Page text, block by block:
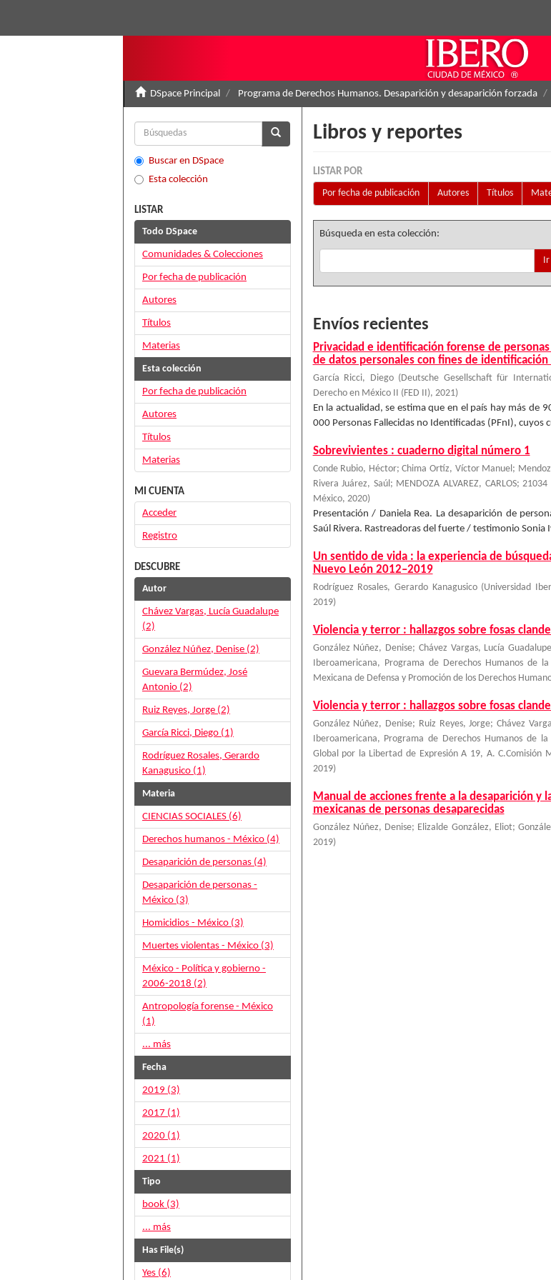
DSpace Principal Programa de Derechos Humanos. Desaparición y desaparición forzada
Libros y reportes
LISTAR POR
Por fecha de publicación
Autores Títulos
Búsqueda en esta colección:
Ir
Envíos recientes
Privacidad e identificación forense de
de datos personales con fines de identificación
García Ricci, Diego ( Deutsche Gesellschaft für
Derecho en México II (FED II), 2021)
En la actualidad, se estima que en el país hay más de
000 Personas Fallecidas no Identificadas (PFnI), cuyos
Sobrevivientes : cuaderno digital número 1
Conde Rubio, Héctor; Chima Ortíz, Víctor Manuel;
Rivera Juárez, Saúl; MENDOZA ALVAREZ, CARLOS; 21034
México, 2020)
Presentación / Daniela Rea. La desaparición de
Saúl Rivera. Rastreadoras del fuerte / testimonio
Un sentido de vida : la experiencia de
Nuevo León 2012–2019
Rodríguez Rosales, Gerardo Kanagusico (Universidad
2019)
Violencia y terror : hallazgos sobre fosas
González Núñez, Denise; Chávez Vargas, Lucía Guadalupe
Iberoamericana, Programa de Derechos Humanos de
Mexicana de Defensa y Promoción de los Derechos
Violencia y terror : hallazgos sobre fosas
González Núñez, Denise; Ruiz Reyes, Jorge; Chávez
Iberoamericana, Programa de Derechos Humanos de
Global por la Libertad de Expresión A 19, A. C.Comisión
2019)
Manual de acciones frente a la desaparición y
mexicanas de personas desaparecidas
González Núñez, Denise; Elizalde González, Eliot;
2019)
Buscar en DSpace
Esta colección
LISTAR
Todo DSpace
Comunidades & Colecciones
Por fecha de publicación
Autores
Títulos
Materias
Esta colección
Por fecha de publicación
Autores
Títulos
Materias
MI CUENTA
Acceder
Registro
DESCUBRE
Autor
Chávez Vargas, Lucía Guadalupe
(2)
González Núñez, Denise (2)
Guevara Bermúdez, José
Antonio (2)
Ruiz Reyes, Jorge (2)
García Ricci, Diego (1)
Rodríguez Rosales, Gerardo
Kanagusico (1)
Materia
CIENCIAS SOCIALES (6)
Derechos humanos - México (4)
Desaparición de personas (4)
Desaparición de personas -
México (3)
Homicidios - México (3)
Muertes violentas - México (3)
México - Política y gobierno -
2006-2018 (2)
Antropología forense - México
(1)
... más
Fecha
2019 (3)
2017 (1)
2020 (1)
2021 (1)
Tipo
book (3)
... más
Has File(s)
Yes (6)